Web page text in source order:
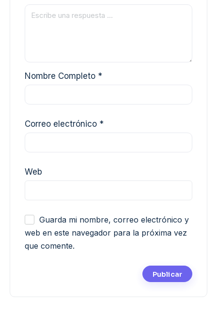
Nombre Completo *
Correo electrónico *
Web
Guarda mi nombre, correo electrónico y
web en este navegador para la próxima vez
que comente.